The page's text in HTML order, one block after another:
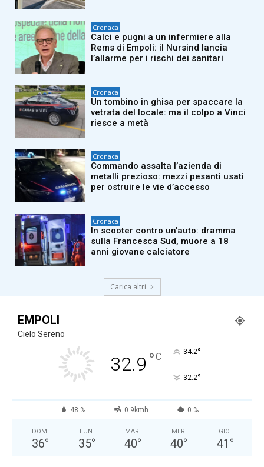
Cronaca
Calci e pugni a un infermiere alla
Rems di Empoli: il Nursind lancia
l’allarme per i rischi dei sanitari
Cronaca
Un tombino in ghisa per spaccare la
vetrata del locale: ma il colpo a Vinci
riesce a metà
Cronaca
Commando assalta l’azienda di
metalli prezioso: mezzi pesanti usati
per ostruire le vie d’accesso
Cronaca
In scooter contro un’auto: dramma
sulla Francesca Sud, muore a 18
anni giovane calciatore
Carica altri
EMPOLI
Cielo Sereno
32.9 °C 34.2°
32.2°
48 % 0.9kmh 0 %
DOM
36°
LUN
35°
MAR
40°
MER
40°
GIO
41 °